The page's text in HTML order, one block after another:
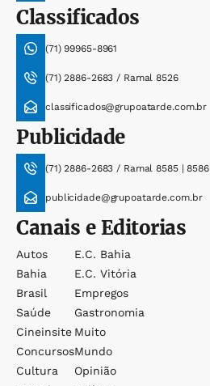
Classificados
(71) 99965-8961
(71) 2886-2683 / Ramal 8526
classificados@grupoatarde.com.br
Publicidade
(71) 2886-2683 / Ramal 8585 | 8586
publicidade@grupoatarde.com.br
Canais e Editorias
Autos
Bahia
Brasil
Saúde
Cineinsite
Concursos
Cultura
E.c. Bahia
E.c. Vitória
Empregos
Gastronomia
Muito
Mundo
Opinião